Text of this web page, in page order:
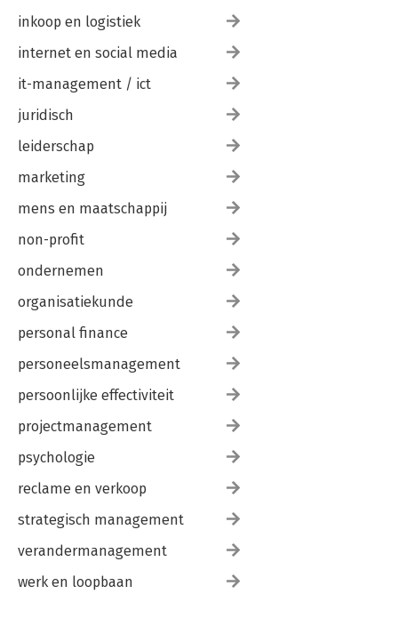
inkoop en logistiek
internet en social media
it-management / ict
juridisch
leiderschap
marketing
mens en maatschappij
non-profit
ondernemen
organisatiekunde
personal finance
personeelsmanagement
persoonlijke effectiviteit
projectmanagement
psychologie
reclame en verkoop
strategisch management
verandermanagement
werk en loopbaan